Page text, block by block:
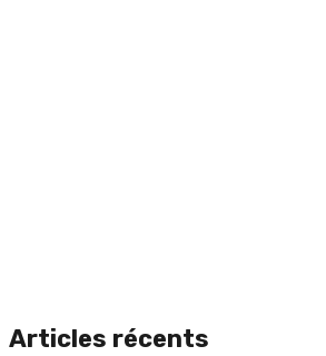
Articles récents